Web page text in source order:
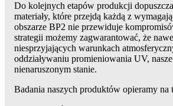
Do kolejnych etapów produkcji
materiały, które przejdą każdą z
obszarze BP2 nie przewiduje
strategii możemy zagwarantować, że
niesprzyjających warunkach
oddziaływaniu promieniowania UV,
nienaruszonym stanie.
Badania naszych produktów opieramy na